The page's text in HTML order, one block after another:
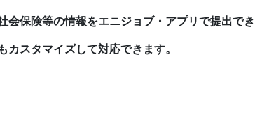
会保険等の情報をエニジョブ・アプリで提出で
スタマイズして対応できます。